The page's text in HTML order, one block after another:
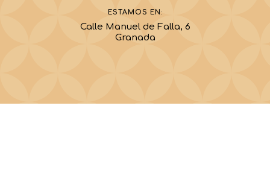
ESTAMOS EN:
Calle Manuel de Falla, 6
Granada